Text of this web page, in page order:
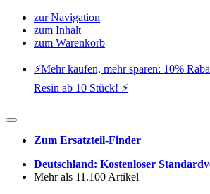
zur Navigation
zum Inhalt
zum Warenkorb
⚡️Mehr kaufen, mehr sparen: 10%
Resin ab 10 Stück! ⚡️
Zum Ersatzteil-Finder
Deutschland: Kostenloser
Mehr als 11.100 Artikel